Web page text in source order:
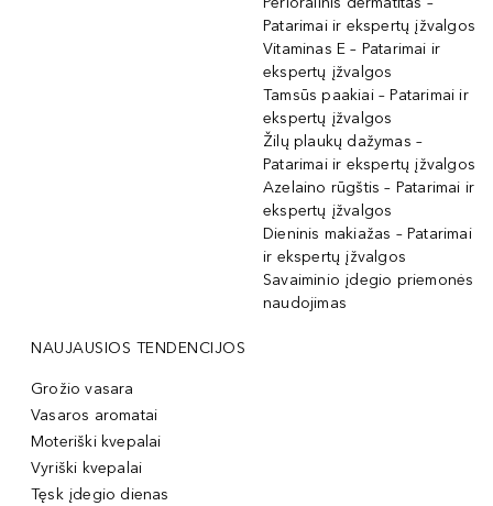
Patarimai ir ekspertų įžvalgos
Vitaminas E – Patarimai ir
ekspertų įžvalgos
Tamsūs paakiai – Patarimai ir
ekspertų įžvalgos
Žilų plaukų dažymas –
Patarimai ir ekspertų įžvalgos
Azelaino rūgštis – Patarimai ir
ekspertų įžvalgos
Dieninis makiažas – Patarimai
ir ekspertų įžvalgos
Savaiminio įdegio priemonės
naudojimas
NAUJAUSIOS TENDENCIJOS
Grožio vasara
Vasaros aromatai
Moteriški kvepalai
Vyriški kvepalai
Tęsk įdegio dienas